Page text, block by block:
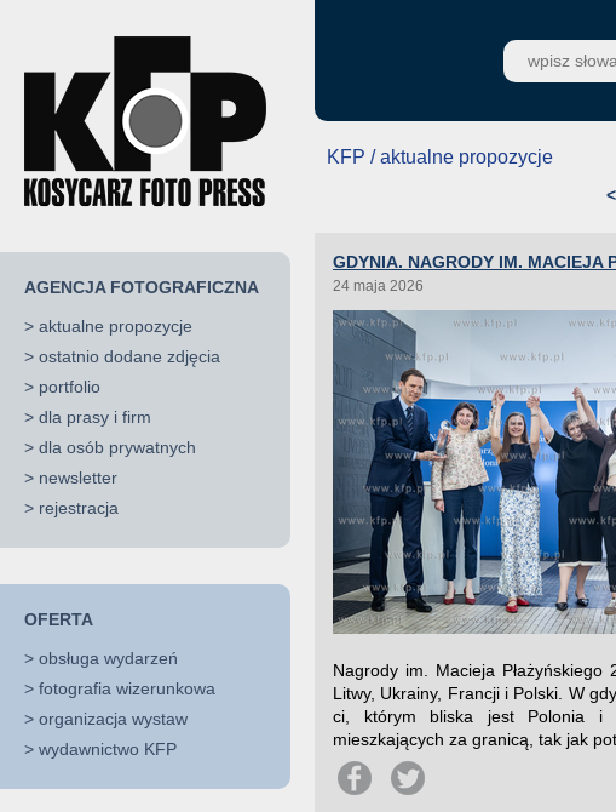
AGENCJA FOTOGRAFICZNA
> aktualne propozycje
> ostatnio dodane zdjęcia
> portfolio
> dla prasy i firm
> dla osób prywatnych
> newsletter
> rejestracja
OFERTA
> obsługa wydarzeń
> fotografia wizerunkowa
> organizacja wystaw
> wydawnictwo KFP
KFP / aktualne propozycje
<
GDYNIA. NAGRODY IM. MACIEJA
24 maja 2026
Nagrody im. Macieja
Litwy, Ukrainy, Francji i Polski. W
ci, którym bliska jest Polonia i
mieszkających za granicą, tak jak